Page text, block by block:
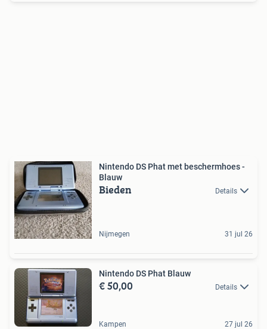
Nintendo DS Phat met beschermhoes -
Blauw
Bieden Details
Nijmegen 31 jul 26
Nintendo DS Phat Blauw
€ 50,00 Details
Kampen 27 jul 26